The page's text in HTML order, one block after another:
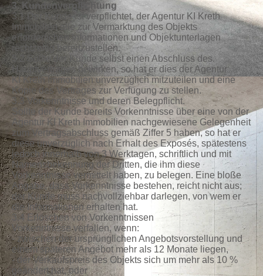
3. Kundenverpflichtung
3.1 Der Kunde ist verpflichtet, der Agentur KI Kreth
Immobilien alle zur Vermarktung des Objekts
erforderlichen Informationen und Objektunterlagen
rechtzeitig bereitzustellen.
3.2 Sollte der Kunde selbst einen Abschluss des
Hauptvertrages bewirken, so hat er dies der Agentur
KI Kreth Immobilien unverzüglich mitzuteilen und eine
Kopie des Vertrages zur Verfügung zu stellen.
3.3 Vorkenntnisse und deren Belegpflicht.
Sollte der Kunde bereits Vorkenntnisse über eine von der
Agentur KI Kreth Immobilien nachgewiesene Gelegenheit
zum Vertragsabschluss gemäß Ziffer 5 haben, so hat er
diese unverzüglich nach Erhalt des Exposés, spätestens
jedoch innerhalb von 3 Werktagen, schriftlich und mit
Namensbekennung der Dritten, die ihm diese
Vorkenntnisse vermittelt haben, zu belegen. Eine bloße
Angabe, dass Vorkenntnisse bestehen, reicht nicht aus;
der Kunde muss nachvollziehbar darlegen, von wem er
die Informationen erhalten hat.
3.4 Erlöschen von Vorkenntnissen
Vorkenntnisse verfallen, wenn:
- zwischen der ursprünglichen Angebotsvorstellung und
einem späteren Angebot mehr als 12 Monate liegen,
- der Verkaufspreis des Objekts sich um mehr als 10 %
geändert hat, oder